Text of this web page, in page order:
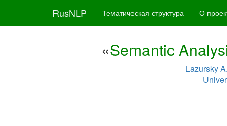
RusNLP Тематическая структура О
«Semantic
Lazursky A.